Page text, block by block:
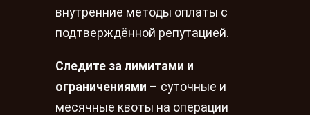
внутренние методы оплаты с
подтверждённой репутацией.
Следите за лимитами и
ограничениями – суточные и
месячные квоты на операции